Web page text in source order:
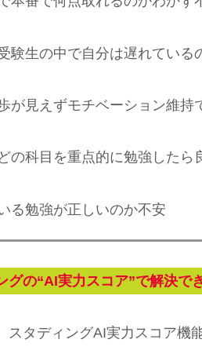
験生の中で自分は遅れている
が見えずモチベーション維持
の科目を重点的に勉強したら
る勉強が正しいのか不安
グの“AI実力スコア”で解決で
スタディングAI実力スコア機